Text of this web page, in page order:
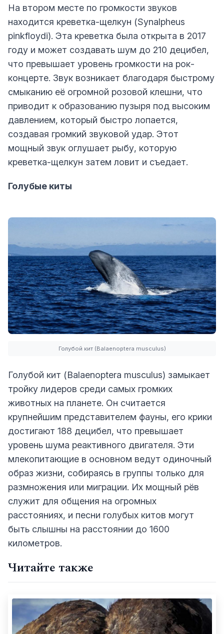
На втором месте по громкости звуков
находится креветка-щелкун (Synalpheus
pinkfloydi). Эта креветка была открыта в 2017
году и может создавать шум до 210 децибел,
что превышает уровень громкости на рок-
концерте. Звук возникает благодаря быстрому
смыканию её огромной розовой клешни, что
приводит к образованию пузыря под высоким
давлением, который быстро лопается,
создавая громкий звуковой удар. Этот
мощный звук оглушает рыбу, которую
креветка-щелкун затем ловит и съедает.
Голубые киты
Голубой кит (Balaenoptera musculus)
Голубой кит (Balaenoptera musculus) замыкает
тройку лидеров среди самых громких
животных на планете. Он считается
крупнейшим представителем фауны, его крики
достигают 188 децибел, что превышает
уровень шума реактивного двигателя. Эти
млекопитающие в основном ведут одиночный
образ жизни, собираясь в группы только для
размножения или миграции. Их мощный рёв
служит для общения на огромных
расстояниях, и песни голубых китов могут
быть слышны на расстоянии до 1600
километров.
Читайте также